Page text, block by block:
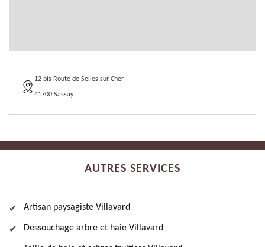
12 bis Route de Selles sur Cher
41700 Sassay
AUTRES SERVICES
Artisan paysagiste Villavard
Dessouchage arbre et haie Villavard